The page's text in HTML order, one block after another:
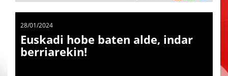
28/01/2024
Euskadi hobe baten alde, indar
berriarekin!